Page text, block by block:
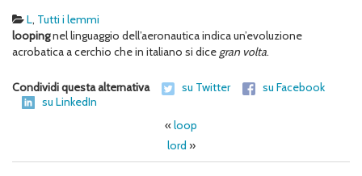
L, Tutti i lemmi
loopingnel linguaggio dell’aeronautica indica un’evoluzione
acrobatica a cerchio che in italiano si dice gran volta.
Condividi questa alternativa su Twitter
su Facebook
su LinkedIn
«loop
lord »